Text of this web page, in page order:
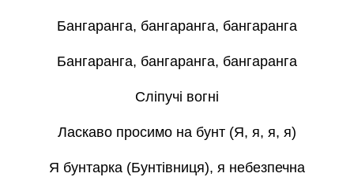
Бангаранга, бангаранга, бангаранга
Бангаранга, бангаранга, бангаранга
Сліпучі вогні
Ласкаво просимо на бунт (Я, я, я, я)
Я бунтарка (Бунтівниця), я небезпечна